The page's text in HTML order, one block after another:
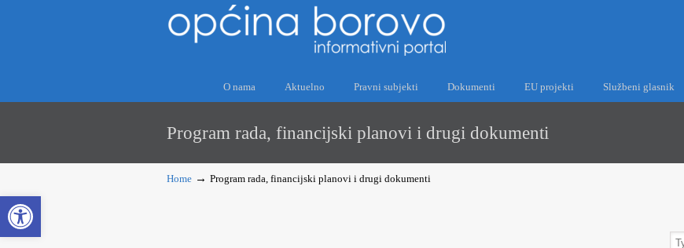
Open toolbar
O nama Aktuelno Pravni subjekti Dokumenti EU projekti Službeni glasnik
Program rada, financijski planovi i drugi dokumenti
Home → Program rada, financijski planovi i drugi dokumenti